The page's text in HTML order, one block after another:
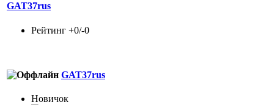
GAT37rus
Рейтинг +0/-0
GAT37rus
Новичок